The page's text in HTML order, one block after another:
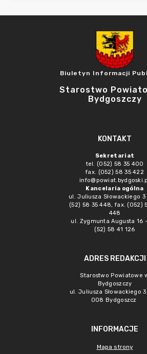
Biuletyn Informacji
Starostwo
Bydgoszczy
KONTAKT
Sekretariat
tel. (052) 58 35 400
fax. (052) 58 35 422
Kancelaria ogólna
ul. Juliusza Słowackiego
(52) 58 35 448, fax. (052)
448
ul. Zygmunta Augusta 16
(52) 58 41 126
ADRES REDAKCJI
Starostwo Powiatowe
Bydgoszczy
ul. Juliusza Słowackiego
008 Bydgoszcz
INFORMACJE
Mapa strony